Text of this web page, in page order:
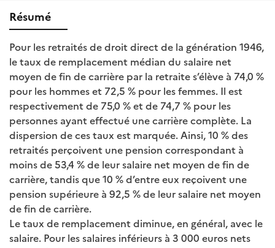
Résumé
Pour les retraités de droit direct de la génération 1946,
le taux de remplacement médian du salaire net
moyen de fin de carrière par la retraite s’élève à 74,0 %
pour les hommes et 72,5 % pour les femmes. Il est
respectivement de 75,0 % et de 74,7 % pour les
personnes ayant effectué une carrière complète. La
dispersion de ces taux est marquée. Ainsi, 10 % des
retraités perçoivent une pension correspondant à
moins de 53,4 % de leur salaire net moyen de fin de
carrière, tandis que 10 % d’entre eux reçoivent une
pension supérieure à 92,5 % de leur salaire net moyen
de fin de carrière.
Le taux de remplacement diminue, en général, avec le
salaire. Pour les salaires inférieurs à 3 000 euros nets